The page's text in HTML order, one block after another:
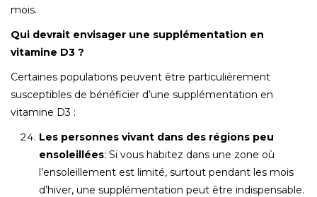
mois.
Qui devrait envisager une supplémentation en
vitamine D3 ?
Certaines populations peuvent être particulièrement
susceptibles de bénéficier d’une supplémentation en
vitamine D3 :
Les personnes vivant dans des régions peu
ensoleillées: Si vous habitez dans une zone où
l’ensoleillement est limité, surtout pendant les mois
d’hiver, une supplémentation peut être indispensable.